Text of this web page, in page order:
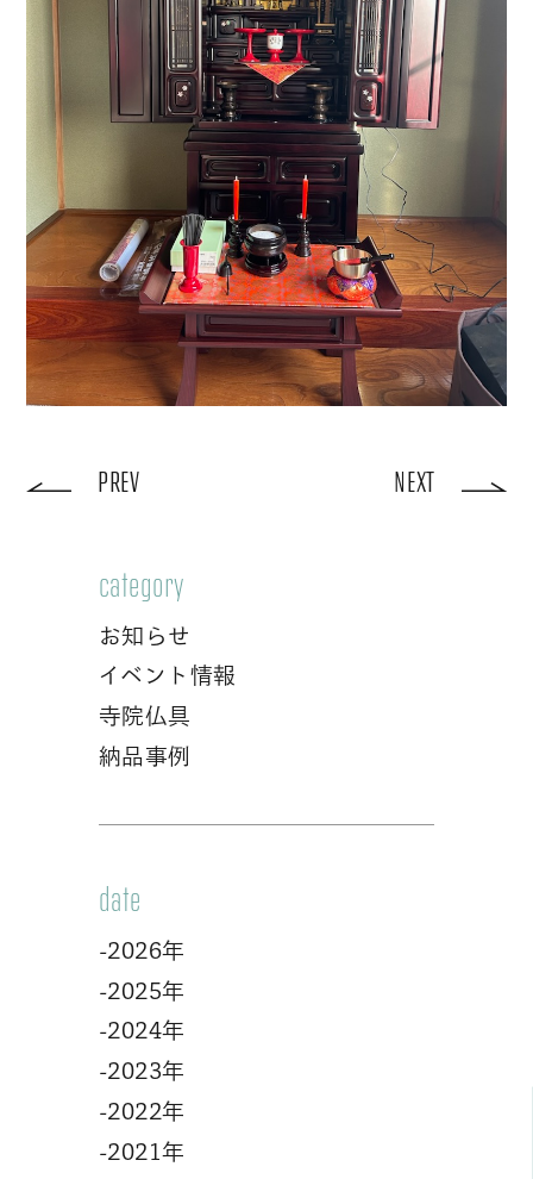
PREV NEXT
category
お知らせ
イベント情報
寺院仏具
納品事例
date
-2026年
-2025年
-2024年
-2023年
-2022年
-2021年